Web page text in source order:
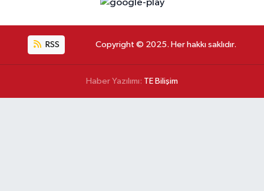
RSS Copyright © 2025. Her hakkı saklıdır.
Haber Yazılımı: TE Bilişim